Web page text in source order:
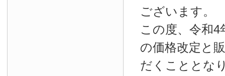
ございます。
この度、令和4
の価格改定と
だくこととな